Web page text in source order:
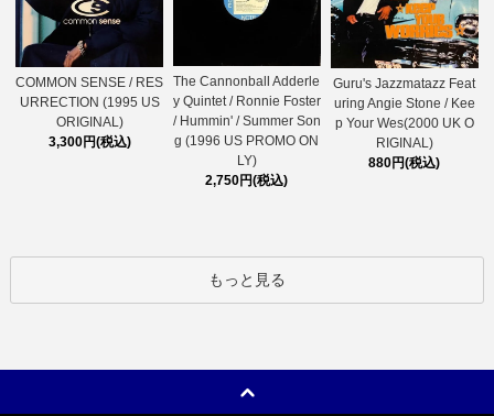
COMMON SENSE / RES
URRECTION (1995 US
ORIGINAL)
3,300円(税込)
The Cannonball Adderle
y Quintet / Ronnie Foster
/ Hummin' / Summer Son
g (1996 US PROMO ON
LY)
2,750円(税込)
Guru's Jazzmatazz Feat
uring Angie Stone / Kee
p Your Wes(2000 UK O
RIGINAL)
880円(税込)
もっと見る